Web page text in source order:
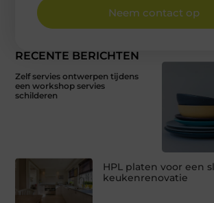
RECENTE BERICHTEN
Zelf servies ontwerpen tijdens
een workshop servies
schilderen
HPL platen voor een
keukenrenovatie
Neem contact op